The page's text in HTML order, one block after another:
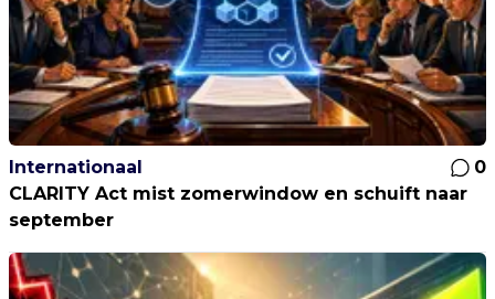
Internationaal
0
CLARITY Act mist zomerwindow en schuift naar
september